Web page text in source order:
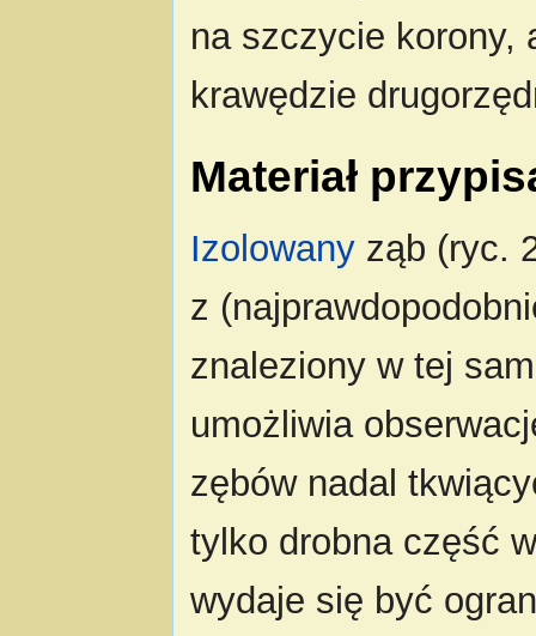
na szczycie korony,
krawędzie
Materiał
Izolowany ząb (ryc.
z
znaleziony w tej
umożliwia
zębów nadal
tylko drobna część
wydaje się być